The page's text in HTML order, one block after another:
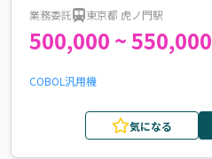
業務委託 東京都 虎ノ門駅
500,000 ~ 550,000
COBOL 汎用機
気になる